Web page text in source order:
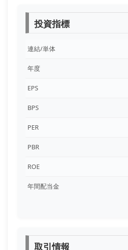
投資指標
連結/単体
年度
EPS
BPS
PER
PBR
ROE
年間配当金
取引情報